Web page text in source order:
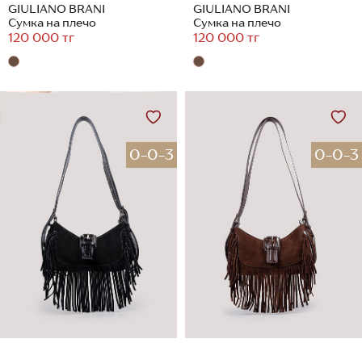
GIULIANO BRANI
Сумка на плечо
120 000 тг
GIULIANO BRANI
Сумка на плечо
120 000 тг
0-0-3 0-0-3